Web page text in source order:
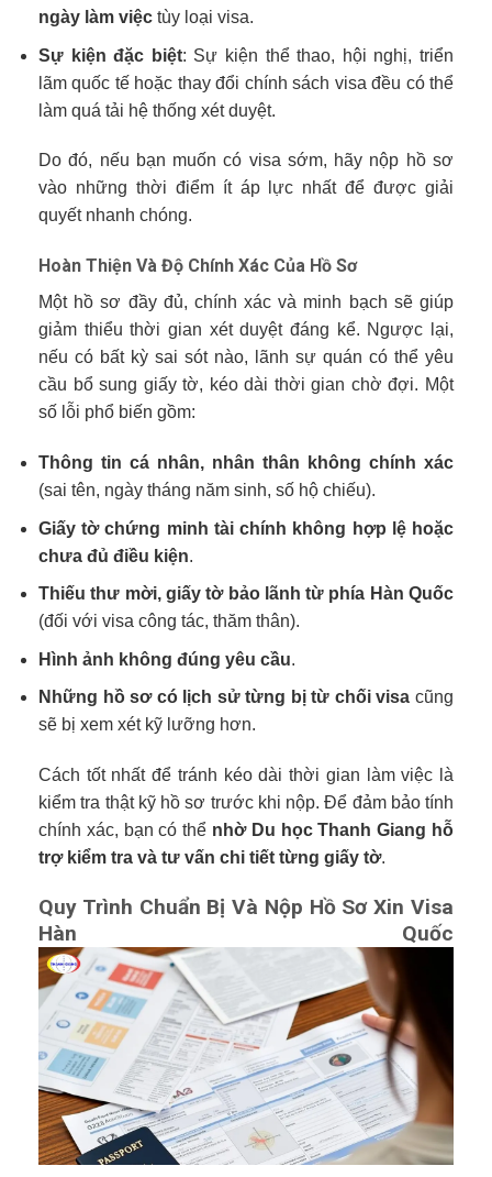
ngày làm việc tùy loại visa.
Sự kiện đặc biệt: Sự kiện thể thao, hội nghị, triển
lãm quốc tế hoặc thay đổi chính sách visa đều có thể
làm quá tải hệ thống xét duyệt.
Do đó, nếu bạn muốn có visa sớm, hãy nộp hồ sơ
vào những thời điểm ít áp lực nhất để được giải
quyết nhanh chóng.
Hoàn Thiện Và Độ Chính Xác Của Hồ Sơ
Một hồ sơ đầy đủ, chính xác và minh bạch sẽ giúp
giảm thiểu thời gian xét duyệt đáng kể. Ngược lại,
nếu có bất kỳ sai sót nào, lãnh sự quán có thể yêu
cầu bổ sung giấy tờ, kéo dài thời gian chờ đợi. Một
số lỗi phổ biến gồm:
Thông tin cá nhân, nhân thân không chính xác
(sai tên, ngày tháng năm sinh, số hộ chiếu).
Giấy tờ chứng minh tài chính không hợp lệ hoặc
chưa đủ điều kiện.
Thiếu thư mời, giấy tờ bảo lãnh từ phía Hàn Quốc
(đối với visa công tác, thăm thân).
Hình ảnh không đúng yêu cầu.
Những hồ sơ có lịch sử từng bị từ chối visa cũng
sẽ bị xem xét kỹ lưỡng hơn.
Cách tốt nhất để tránh kéo dài thời gian làm việc là
kiểm tra thật kỹ hồ sơ trước khi nộp. Để đảm bảo tính
chính xác, bạn có thể nhờ Du học Thanh Giang hỗ
trợ kiểm tra và tư vấn chi tiết từng giấy tờ.
Quy Trình Chuẩn Bị Và Nộp Hồ Sơ Xin Visa
Hàn Quốc